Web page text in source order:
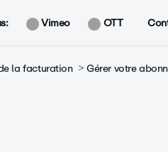
Vimeo OTT
la facturation Gérer votre